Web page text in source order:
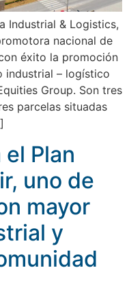
Industrial & Logistics,
nacional de
éxito la promoción
industrial – logístico
Group. Son tres
parcelas situadas
Plan
uno de
mayor
y